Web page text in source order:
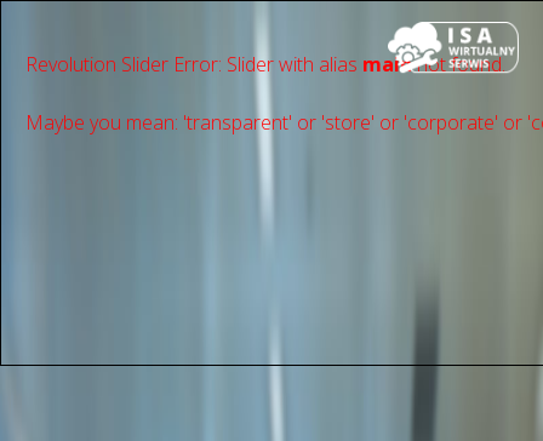
Revolution Slider Error: Slider with alias mainnot found.
Maybe you mean: 'transparent' or 'store' or 'сorporate' or